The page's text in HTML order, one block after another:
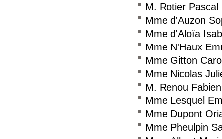
M. Rotier Pascal
Mme d'Auzon
Mme d'Aloïa
Mme N'Haux
Mme Gitton
Mme Nicolas
M. Renou Fabien
Mme Lesquel
Mme Dupont
Mme Pheulpin